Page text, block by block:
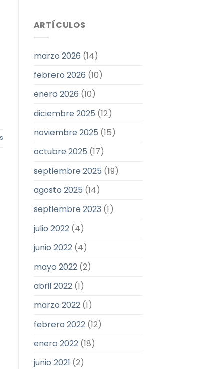
ARTÍCULOS
marzo 2026 (14)
febrero 2026 (10)
enero 2026 (10)
diciembre 2025 (12)
noviembre 2025 (15)
octubre 2025 (17)
septiembre 2025 (19)
agosto 2025 (14)
septiembre 2023 (1)
julio 2022(4)
junio 2022(4)
mayo 2022(2)
abril 2022(1)
marzo 2022(1)
febrero 2022(12)
enero 2022(18)
junio 2021 (2)